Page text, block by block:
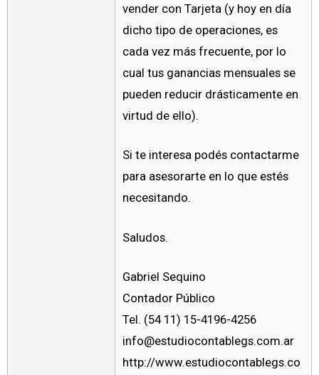
vender con Tarjeta (y hoy en día
dicho tipo de operaciones, es
cada vez más frecuente, por lo
cual tus ganancias mensuales se
pueden reducir drásticamente en
virtud de ello).
Si te interesa podés contactarme
para asesorarte en lo que estés
necesitando.
Saludos.
Gabriel Sequino
Contador Público
Tel. (54 11) 15-4196-4256
info@estudiocontablegs.com.ar
http://www.estudiocontablegs.co